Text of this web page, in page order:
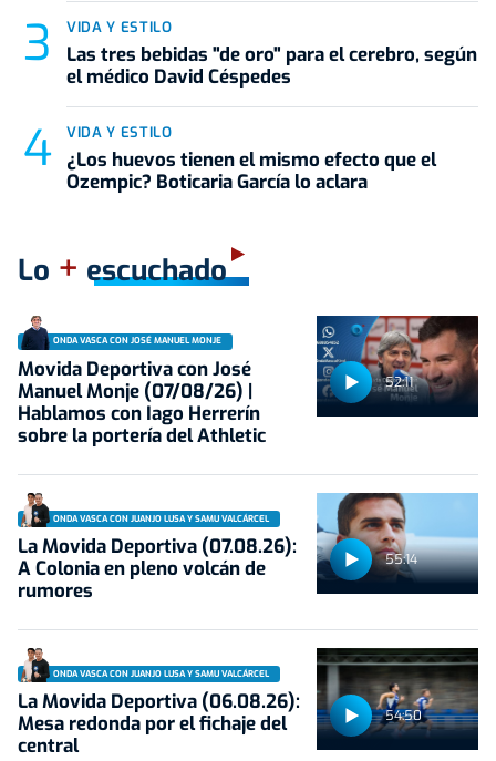
VIDA Y ESTILO
Las tres bebidas "de oro" para el cerebro, según
el médico David Céspedes
VIDA Y ESTILO
¿Los huevos tienen el mismo efecto que el
Ozempic? Boticaria García lo aclara
Lo + escuchado
52:11
ONDA VASCA CON JOSÉ MANUEL MONJE
Movida Deportiva con José
Manuel Monje (07/08/26) |
Hablamos con Iago Herrerín
sobre la portería del Athletic
55:14
ONDA VASCA CON JUANJO LUSA Y SAMU VALCÁRCEL
La Movida Deportiva (07.08.26):
A Colonia en pleno volcán de
rumores
54:50
ONDA VASCA CON JUANJO LUSA Y SAMU VALCÁRCEL
La Movida Deportiva (06.08.26):
Mesa redonda por el fichaje del
central